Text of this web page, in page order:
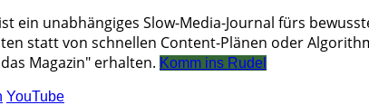
ein unabhängiges Slow-Media-Journal fürs
statt von schnellen Content-Plänen oder
Magazin" erhalten. Komm ins Rudel
YouTube